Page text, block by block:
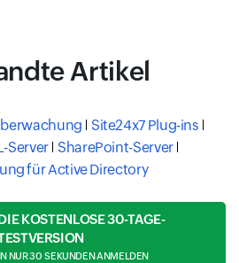
Artikel
Site24x7 Plug-ins
Server SharePoint-Server
für Active Directory
KOSTENLOSE 30-TAGE-
NUR 30 SEKUNDEN ANMELDEN